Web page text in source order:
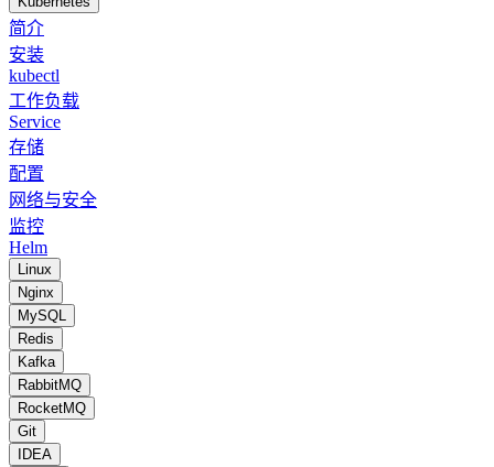
简介
安装
kubectl
工作负载
Service
存储
配置
网络与安全
监控
Helm
Linux
Nginx
MySQL
Redis
Kafka
RabbitMQ
RocketMQ
Git
IDEA